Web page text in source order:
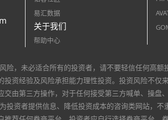
易汇数据
关于我们
帮助中心
险，未必适合所有的投资者，请不要轻信任何高
投资经验及风险承担能力理性投资。投资风险不
交由第三方操作，对于任何接受第三方喊单、操
投资者提供信息、降低投资成本的咨询类网站，